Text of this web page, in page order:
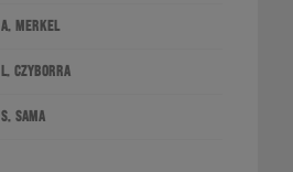
A. Merkel
L. Czyborra
S. Sama